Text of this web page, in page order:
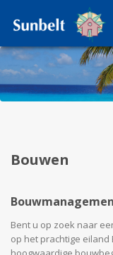
Bouwen
Bent u op zoek naar
op het prachtige eiland